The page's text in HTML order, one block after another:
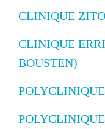
CLINIQUE
CLINIQUE
BOUSTEN)